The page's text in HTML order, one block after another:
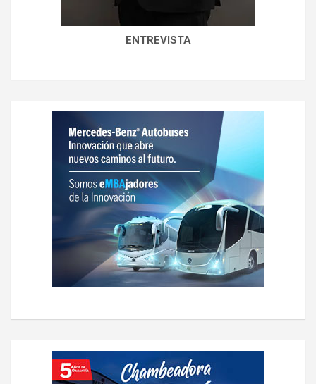
ENTREVISTA